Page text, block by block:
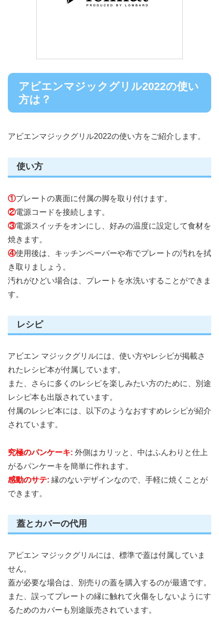
アビエンマジックグリル2022の使い
方は？
アビエンマジックグリル2022の使い方をご紹介します。
使い方
①プレートの裏面に付属の脚を取り付けます。
②電源コードを接続します。
③電源スイッチをオンにし、好みの温度に設定して食材を
焼きます。
④使用後は、キッチンペーパーや布でプレートの汚れを拭
き取りましょう。
汚れがひどい場合は、プレートを水洗いすることができま
す。
レシピ
アビエン マジックグリルには、使い方やレシピが掲載さ
れたレシピ本が付属しています。
また、さらに多くのレシピを楽しみたい方のために、別途
レシピ本も出版されています。
付属のレシピ本には、以下のようなおすすめレシピが紹介
されています。
究極のパンケーキ: 外側はカリッと、中はふんわりと仕上
がるパンケーキを簡単に作れます。
感動のサテ: 縁のないデザインなので、手軽に焼くことが
できます。
蓋とカバーの代用
アビエン マジックグリルには、標準で蓋は付属していま
せん。
蓋が必要な場合は、別売りの蓋を購入するのが最適です。
また、誤ってプレートの縁に触れて火傷をしないようにす
るためのカバーも別途販売されています。